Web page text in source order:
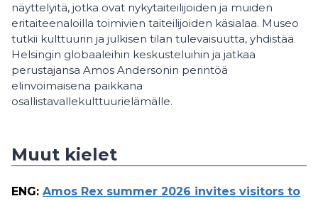
näyttelyitä, jotka ovat nykytaiteilijoiden ja muiden
eritaiteenaloilla toimivien taiteilijoiden käsialaa. Museo
tutkii kulttuurin ja julkisen tilan tulevaisuutta, yhdistää
Helsingin globaaleihin keskusteluihin ja jatkaa
perustajansa Amos Andersonin perintöä
elinvoimaisena paikkana
osallistavallekulttuurielämälle.
Muut kielet
ENG: Amos Rex summer 2026 invites visitors to